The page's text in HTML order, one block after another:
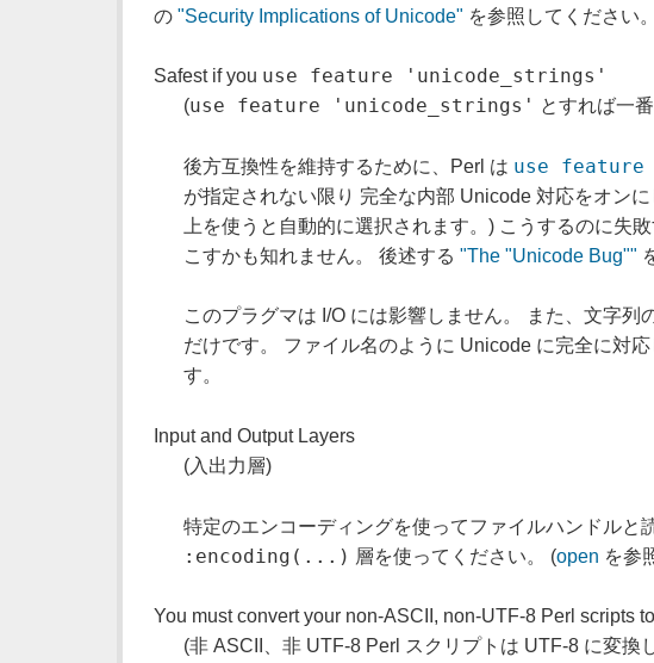
の "Security Implications of Unicode" を参照してください。
Safest if you use feature 'unicode_strings'
(use feature 'unicode_strings' とすれば一
後方互換性を維持するために、Perl は use
が指定されない限り 完全な内部 Unicode 対応をオン
上を使うと自動的に選択されます。) こうするのに失
こすかも知れません。 後述する"The "Unicode Bug""
このプラグマは I/O には影響しません。 また、文字列
だけです。 ファイル名のように Unicode に完全に対
す。
Input and Output Layers
(入出力層)
特定のエンコーディングを使ってファイルハンドルと
:encoding(...) 層を使ってください。 (open を参
You must convert your non-ASCII, non-UTF-8 Perl scripts
(非 ASCII、非 UTF-8 Perl スクリプトは UTF-8 に変換